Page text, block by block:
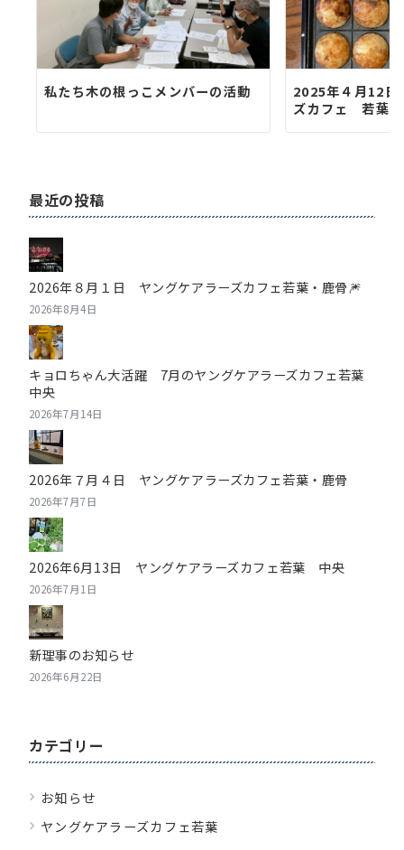
私たち木の根っこメンバーの活動
2025年４月12
ズカフェ 若葉
最近の投稿
2026年８月１日 ヤングケアラーズカフェ若葉・鹿骨🎆
2026年8月4日
キョロちゃん大活躍 7月のヤングケアラーズカフェ若葉
中央
2026年7月14日
2026年７月４日 ヤングケアラーズカフェ若葉・鹿骨
2026年7月7日
2026年6月13日 ヤングケアラーズカフェ若葉 中央
2026年7月1日
新理事のお知らせ
2026年6月22日
カテゴリー
お知らせ
ヤングケアラーズカフェ若葉